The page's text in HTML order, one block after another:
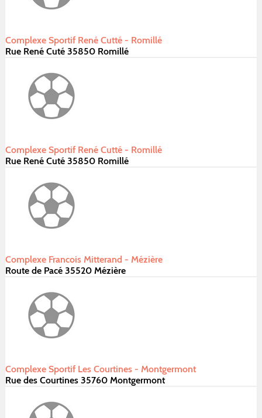
Complexe Sportif René Cutté - Romillé
Rue René Cuté 35850 Romillé
Complexe Sportif René Cutté - Romillé
Rue René Cuté 35850 Romillé
Complexe Francois Mitterand - Mézière
Route de Pacé 35520 Mézière
Complexe Sportif Les Courtines - Montgermont
Rue des Courtines 35760 Montgermont